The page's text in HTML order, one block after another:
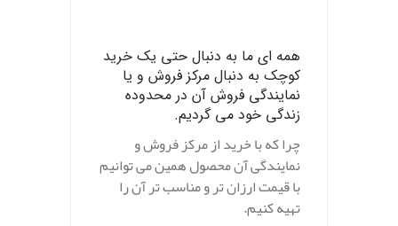
همه ای ما به دنبال حتی یک خرید
کوچک به دنبال مرکز فروش و یا
نمایندگی فروش آن در محدوده
زندگی خود می گردیم.
چرا که با خرید از مرکز فروش و
نمایندگی آن محصول همین می توانیم
با قیمت ارزان تر و مناسب تر آن را
تهیه کنیم.